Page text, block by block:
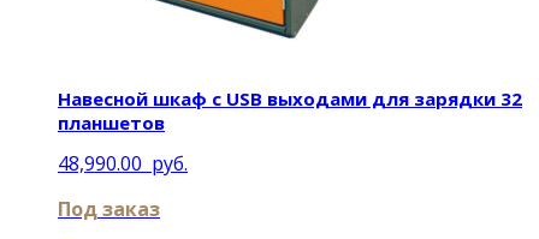
Навесной шкаф с USB выходами для зарядки 32
планшетов
48,990.00 руб.
Под заказ